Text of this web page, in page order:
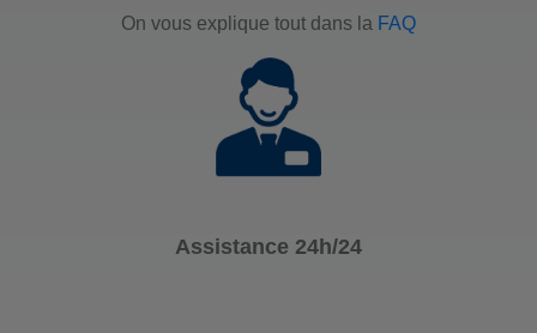
On vous explique tout dans la FAQ
Assistance 24h/24